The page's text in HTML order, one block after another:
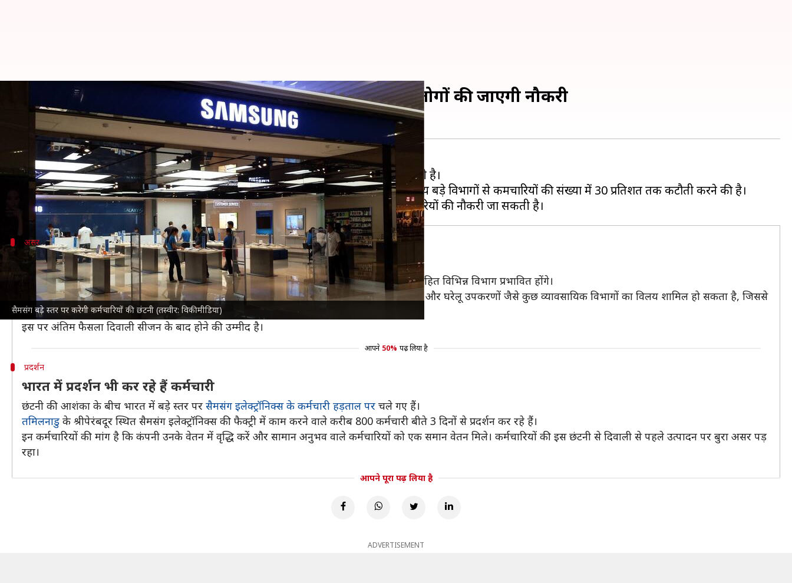
सैमसंग बड़े स्तर पर करेगी कर्मचारियों की छंटनी (तस्वीर: विकीमीडिया)
सैमसंग बड़े स्तर पर करेगी कर्मचारियों की छंटनी, भारत में इतने लोगों की जाएगी नौकरी
बिश्वजीत कुमार Sep 11, 2024 06:45 pm
क्या है खबर?
टेक दिग्गज कंपनी सैमसंग इलेक्ट्रॉनिक्स बड़े स्तर पर कर्मचारियों कीछंटनीकरने की योजना बना रही है।
समाचार एजेंसीरायटर्सकी रिपोर्ट के अनुसार,सैमसंगकी योजना मार्केटिंग और सेल्स समेत कई अन्य बड़े विभागों से कर्मचारियों की संख्या में 30 प्रतिशत तक कटौती करने की है।
असर
भारत में इन विभागों पर पड़ेगा असर
भारत में नौकरी में कटौती से मोबाइल फोन, उपभोक्ता इलेक्ट्रॉनिक्स, घरेलू उपकरण और सहायक कार्यों सहित विभिन्न विभाग प्रभावित होंगे।
छंटनी के अलावा, सैमसंग भारत में अपने परिचालन के पुनर्गठन पर भी विचार कर रही है। इसमें टेलीविजन और घरेलू उपकरणों जैसे कुछ व्यावसायिक विभागों का विलय शामिल हो सकता है, जिससे
कई अन्य कर्मचारियों की भी नौकरियां जा सकती हैं।
इस पर अंतिम फैसला दिवाली सीजन के बाद होने की उम्मीद है।
आपने 50% पढ़ लिया है
प्रदर्शन
भारत में प्रदर्शन भी कर रहे हैं कर्मचारी
छंटनी की आशंका के बीच भारत में बड़े स्तर पर सैमसंग इलेक्ट्रॉनिक्स के कर्मचारी हड़ताल पर चले गए हैं।
तमिलनाडु के श्रीपेरंबदूर स्थित सैमसंग इलेक्ट्रॉनिक्स की फैक्ट्री में काम करने वाले करीब 800 कर्मचारी बीते 3 दिनों से प्रदर्शन कर रहे हैं।
इन कर्मचारियों की मांग है कि कंपनी उनके वेतन में वृद्धि करें और सामान अनुभव वाले कर्मचारियों को एक समान वेतन मिले। कर्मचारियों की इस छंटनी से दिवाली से पहले उत्पादन पर बुरा असर पड़
रहा।
आपने पूरा पढ़ लिया है
ADVERTISEMENT